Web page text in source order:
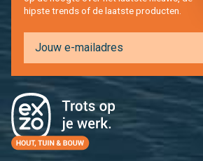
hip­s­te trends of de laat­ste pro­duc­ten.